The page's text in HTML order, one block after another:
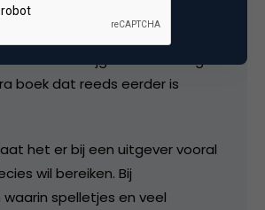
extra materiaal maar er is ook
boek dat reeds eerder is
het er bij een uitgever vooral
wil bereiken. Bij
spelletjes en veel